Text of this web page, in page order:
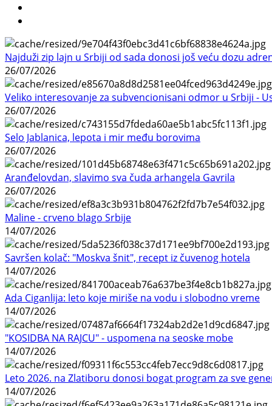
Najduži zip lajn u Srbiji od sada donosi još veću dozu
26/07/2026
Veliko interesovanje za subvencionisani odmor u Srbiji -
26/07/2026
Selo Jablanica, lepota i mir među borovima
26/07/2026
Aranđelovdan, slavimo sva čuda arhangela Gavrila
26/07/2026
Maline - crveno blago Srbije
14/07/2026
Savršen kolač: "Moskva šnit", recept iz čuvenog hotela
14/07/2026
Ada Ciganlija: leto koje miriše na vodu i slobodno vreme
14/07/2026
"KOSIDBA NA RAJCU" - uspomena na seoske mobe
14/07/2026
Leto 2026. na Zlatiboru donosi bogat program za sve
14/07/2026